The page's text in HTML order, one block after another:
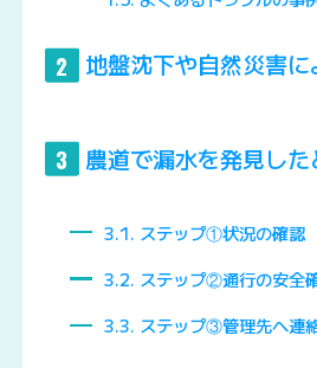
2 地盤沈下や自然災害
3 農道で漏水を発見し
3.1 ステップ①状況の確認
3.2 ステップ②通行の安全
3.3 ステップ③管理先へ連